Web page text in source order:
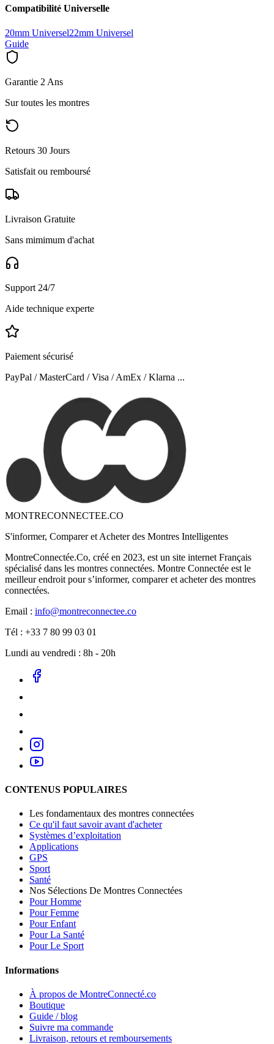
Compatibilité Universelle
20mm Universel22mm Universel
Guide
Garantie 2 Ans
Sur toutes les montres
Retours 30 Jours
Satisfait ou remboursé
Livraison Gratuite
Sans mimimum d'achat
Support 24/7
Aide technique experte
Paiement sécurisé
PayPal / MasterCard / Visa / AmEx / Klarna ...
MONTRECONNECTEE.CO
S'informer, Comparer et Acheter des Montres Intelligentes
MontreConnectée.Co, créé en 2023, est un site internet Français
spécialisé dans les montres connectées. Montre Connectée est le
meilleur endroit pour s’informer, comparer et acheter des montres
connectées.
Email : info@montreconnectee.co
Tél : +33 7 80 99 03 01
Lundi au vendredi : 8h - 20h
CONTENUS POPULAIRES
Les fondamentaux des montres connectées
Ce qu'il faut savoir avant d'acheter
Systèmes d’exploitation
Applications
GPS
Sport
Santé
Nos Sélections De Montres Connectées
Pour Homme
Pour Femme
Pour Enfant
Pour La Santé
Pour Le Sport
Informations
À propos de MontreConnecté.co
Boutique
Guide / blog
Suivre ma commande
Livraison, retours et remboursements